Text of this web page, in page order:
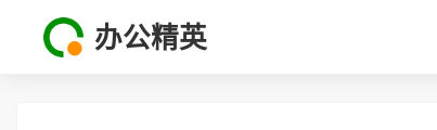
办公精英